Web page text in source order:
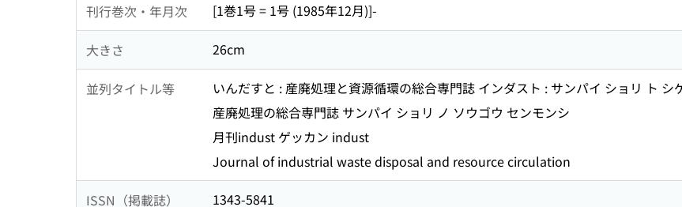
刊行巻次・年月次 [1巻1号 = 1号 (1985年12月)]-
大きさ 26cm
並列タイトル等
いんだすと : 産廃処理と資源循環の総合専門誌 インダスト : サンパイ ショリ ト
産廃処理の総合専門誌 サンパイ ショリ ノ ソウゴウ センモンシ
月刊indust ゲッカン indust
Journal of industrial waste disposal and resource circulation
ISSN（掲載誌） 1343-5841